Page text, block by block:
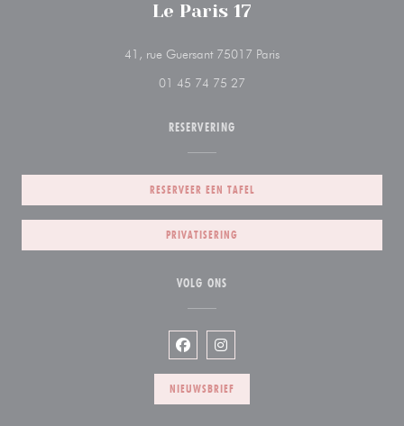
Le Paris 17
41, rue Guersant 75017 Paris((opent in een nieuw
01 45 74 75 27
RESERVERING
RESERVEER EEN TAFEL
PRIVATISERING
VOLG ONS
Facebook ((opent in een nieuw
Instagram ((opent in een
NIEUWSBRIEF